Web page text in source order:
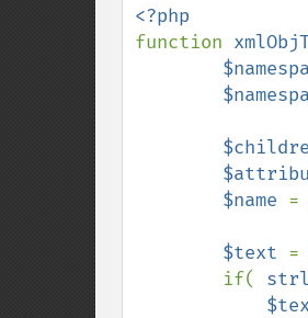
function
$name =
$text =
        if(